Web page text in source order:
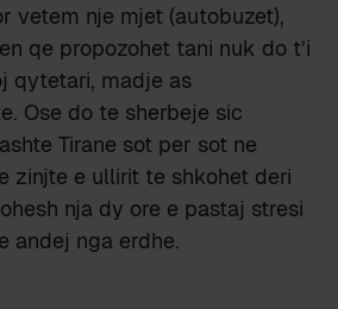
vetem nje mjet (autobuzet),
qe propozohet tani nuk do t’i
qytetari, madje as
Ose do te sherbeje sic
Tirane sot per sot ne
zinjte e ullirit te shkohet deri
nja dy ore e pastaj stresi
andej nga erdhe.